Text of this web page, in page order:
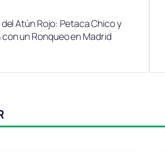
Atún Rojo: Petaca Chico y
un Ronqueo en Madrid